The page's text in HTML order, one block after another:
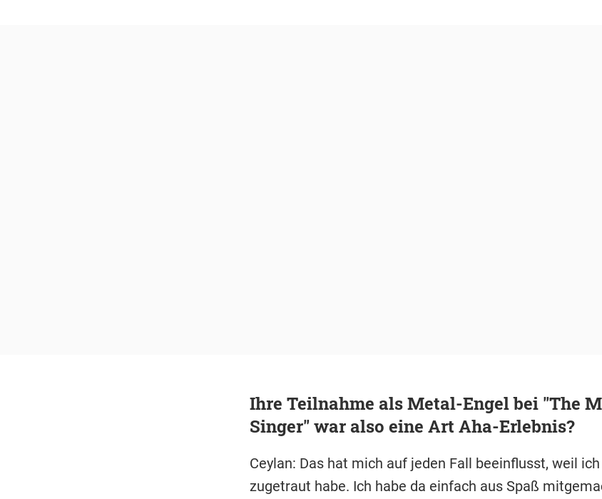
Ihre Teilnahme als Metal-Engel bei "The
Singer" war also eine Art Aha-Erlebnis?
Ceylan: Das hat mich auf jeden Fall beeinflusst, weil
zugetraut habe. Ich habe da einfach aus Spaß